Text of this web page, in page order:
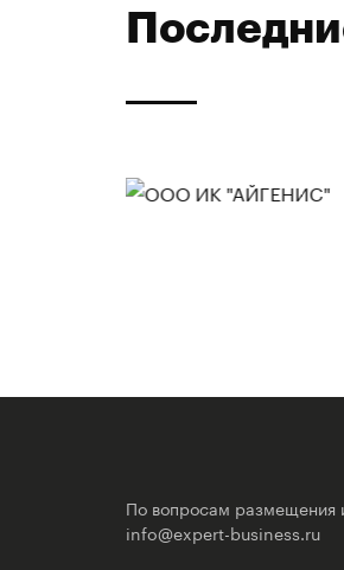
По вопросам размещения
info@expert-business.ru